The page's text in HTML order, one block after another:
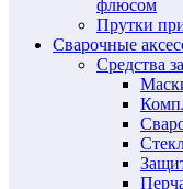
флюсом
Прутки
Сварочные
Средства